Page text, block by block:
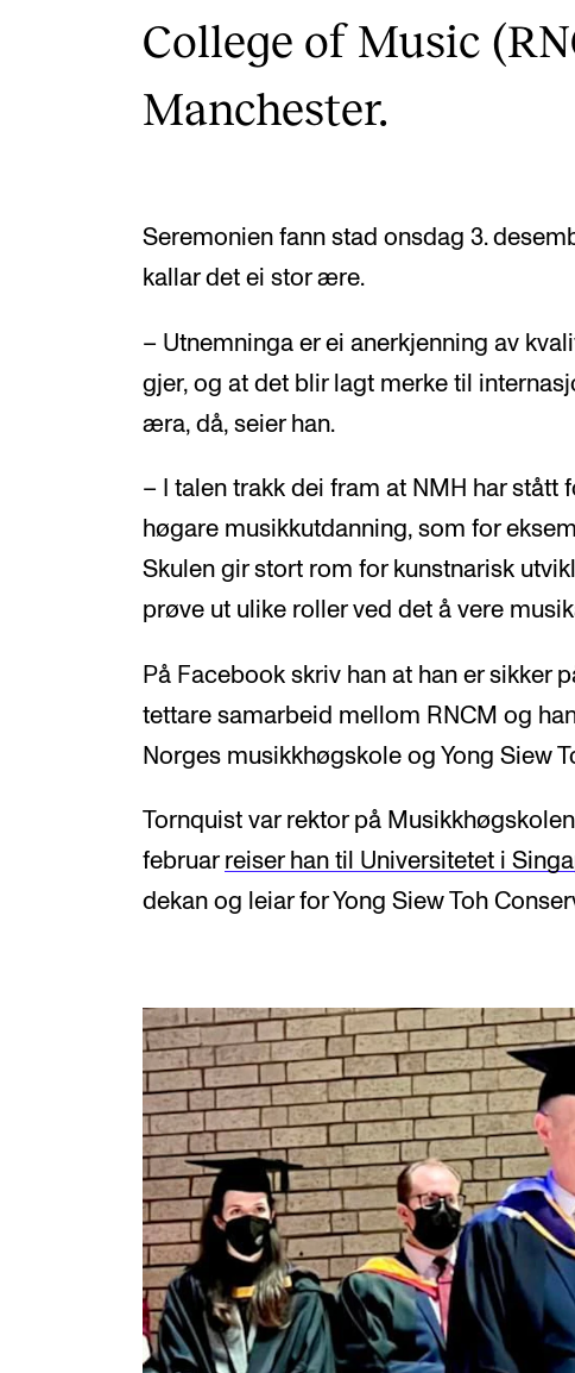
College of Music
Manchester.
Seremonien fann stad onsdag 3.
kallar det ei stor ære.
– Utnemninga er ei anerkjenning av
gjer, og at det blir lagt merke til
æra, då, seier han.
– I talen trakk dei fram at NMH har stått
høgare musikkutdanning, som for
Skulen gir stort rom for kunstnarisk
prøve ut ulike roller ved det å vere
På Facebook skriv han at han er sikker
tettare samarbeid mellom RNCM og
Norges musikkhøgskole og Yong Siew
Tornquist var rektor på
februar reiser han til Universitetet i
dekan og leiar for Yong Siew Toh